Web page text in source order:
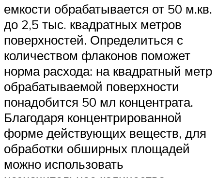
емкости обрабатывается от 50 м.кв.
до 2,5 тыс. квадратных метров
поверхностей. Определиться с
количеством флаконов поможет
норма расхода: на квадратный метр
обрабатываемой поверхности
понадобится 50 мл концентрата.
Благодаря концентрированной
форме действующих веществ, для
обработки обширных площадей
можно использовать